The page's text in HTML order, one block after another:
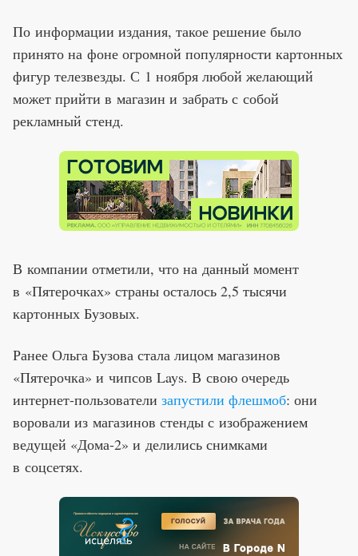
По информации издания, такое решение было
принято на фоне огромной популярности картонных
фигур телезвезды. С 1 ноября любой желающий
может прийти в магазин и забрать с собой
рекламный стенд.
В компании отметили, что на данный момент
в «Пятерочках» страны осталось 2,5 тысячи
картонных Бузовых.
Ранее Ольга Бузова стала лицом магазинов
«Пятерочка» и чипсов Lays. В свою очередь
интернет-пользователи запустили флешмоб: они
воровали из магазинов стенды с изображением
ведущей «Дома-2» и делились снимками
в соцсетях.